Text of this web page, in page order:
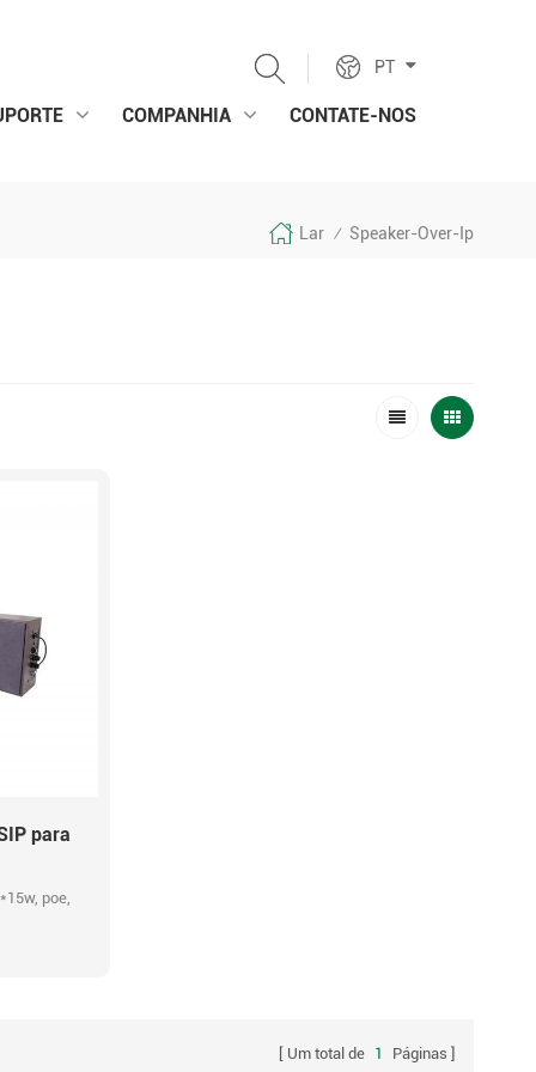
PT
COMPANHIA CONTATE-NOS
Lar / Speaker-Over-Ip
para
poe,
Um total de 1 Páginas